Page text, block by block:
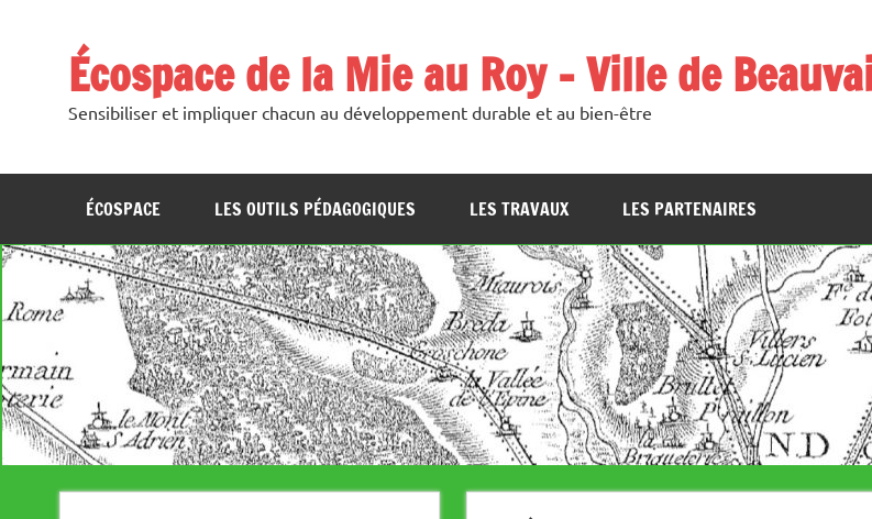
Écospace de la Mie au Roy – Ville de
Sensibiliser et impliquer chacun au développement durable et au bien-être
ÉCOSPACE LES OUTILS PÉDAGOGIQUES LES TRAVAUX LES PARTENAIRES